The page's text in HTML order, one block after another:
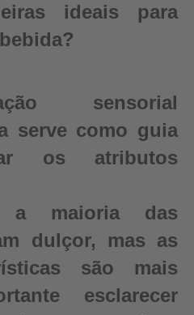
ideais para
sensorial
serve como guia
os atributos
a maioria das
dulçor, mas as
são mais
esclarecer